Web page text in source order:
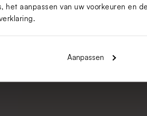
het aanpassen van uw voorkeuren en
.
Aanpassen